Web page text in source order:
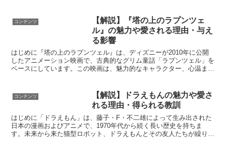
コンテンツ
【解説】『塔の上のラプンツェ
ル』の魅力や愛される理由・与え
る影響
はじめに『塔の上のラプンツェル』は、ディズニーが2010年に公開
したアニメーション映画で、古典的なグリム童話「ラプンツェル」を
ベースにしています。この映画は、魅力的なキャラクター、心温まる
コンテンツ
【解説】ドラえもんの魅力や愛さ
れる理由・得られる教訓
はじめに「ドラえもん」は、藤子・F・不二雄によって生み出された
日本の漫画およびアニメで、1970年代から続く長い歴史を持ちま
す。未来から来た猫型ロボット、ドラえもんとその友人たちが繰り広